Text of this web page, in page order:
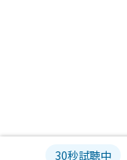
30秒試聴中